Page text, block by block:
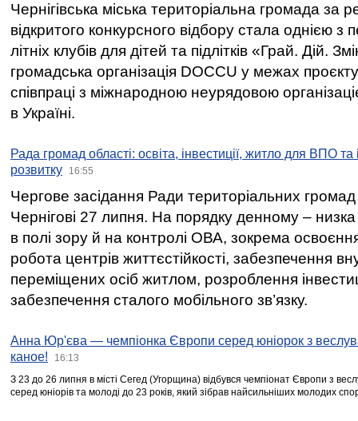
Чернігівська міська територіальна громада за
відкритого конкурсного відбору стала однією
літніх клубів для дітей та підлітків «Грай. Дій.
громадська організація DOCCU у межах
співпраці з міжнародною неурядовою
в Україні.
Рада громад області: освіта, інвестиції, житло для ВПО
розвитку
16:55
Чергове засідання Ради територіальних громад
Чернігові 27 липня. На порядку денному –
в полі зору й на контролі ОВА, зокрема освоєння
робота центрів життєстійкості, забезпечення
переміщених осіб житлом, розроблення
забезпечення сталого мобільного зв’язку.
Анна Юр'єва — чемпіонка Європи серед юніорок з
каное!
16:13
З 23 до 26 липня в місті Сегед (Угорщина) відбувся чемпіонат Європи з
серед юніорів та молоді до 23 років, який зібрав найсильніших молодих